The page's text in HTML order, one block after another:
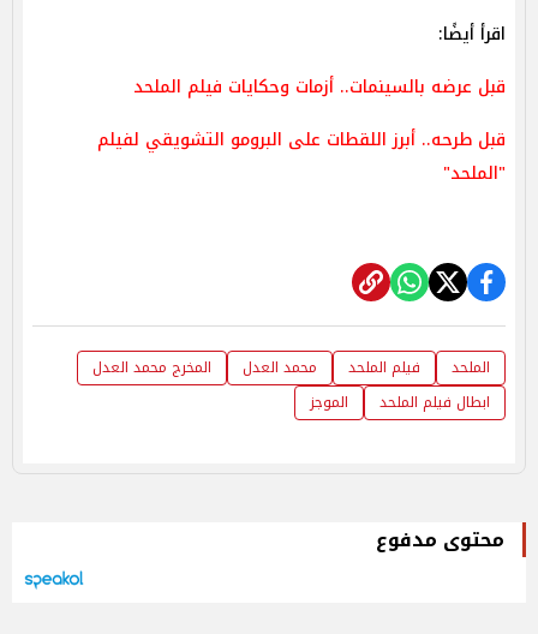
اقرأ أيضًا:
قبل عرضه بالسينمات.. أزمات وحكايات فيلم الملحد
قبل طرحه.. أبرز اللقطات على البرومو التشويقي لفيلم
"الملحد"
الملحد فيلم الملحد محمد العدل
المخرج محمد العدل
ابطال فيلم الملحد
الموجز
محتوى مدفوع